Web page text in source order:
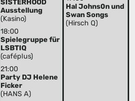
SISTERHOOD
Ausstellung
(Kasino)
18:00
Spielegruppe für
LSBTIQ
(caféplus)
21:00
Party DJ Helene
Ficker
(HANS A)
Hal Johns0n und
Swan Songs
(Hirsch Q)